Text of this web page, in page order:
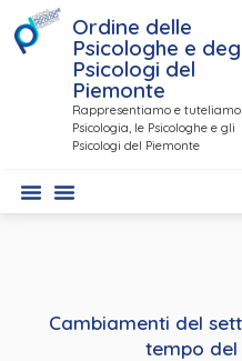
Ordine delle
Psicologhe e
Psicologi del
Piemonte
Rappresentiamo e
Psicologia, le Psicologhe e gli
Psicologi del Piemonte
Cambiamenti del
tempo del